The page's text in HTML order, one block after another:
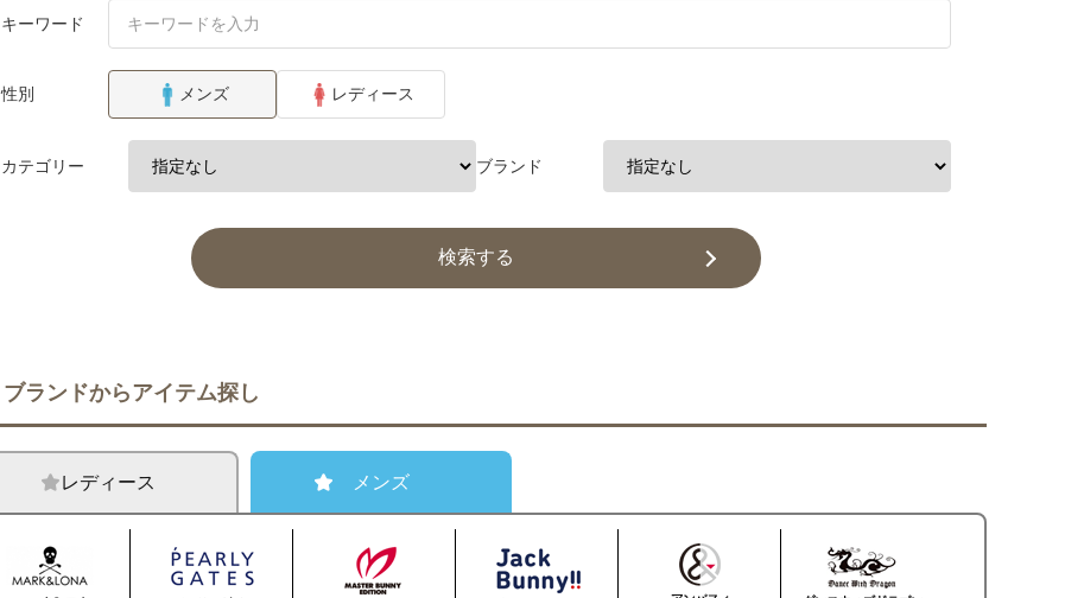
キーワード
性別 メンズ レディース
カテゴリー ブランド
検索する
ブランドからアイテム探し
レディース メンズ